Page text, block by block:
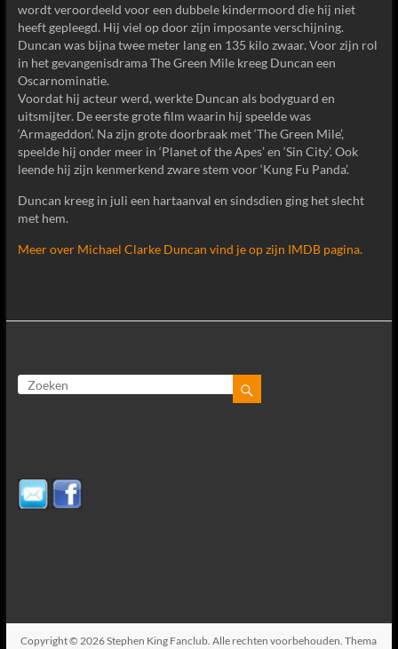
wordt veroordeeld voor een dubbele kindermoord die hij niet
heeft gepleegd. Hij viel op door zijn imposante verschijning.
Duncan was bijna twee meter lang en 135 kilo zwaar. Voor zijn rol
in het gevangenisdrama The Green Mile kreeg Duncan een
Oscarnominatie.
Voordat hij acteur werd, werkte Duncan als bodyguard en
uitsmijter. De eerste grote film waarin hij speelde was
‘Armageddon’. Na zijn grote doorbraak met ‘The Green Mile’,
speelde hij onder meer in ‘Planet of the Apes’ en ‘Sin City’. Ook
leende hij zijn kenmerkend zware stem voor ‘Kung Fu Panda’.
Duncan kreeg in juli een hartaanval en sindsdien ging het slecht
met hem.
Meer over Michael Clarke Duncan vind je op zijn IMDB pagina.
Copyright © 2026Stephen King Fanclub. Alle rechten voorbehouden. Thema